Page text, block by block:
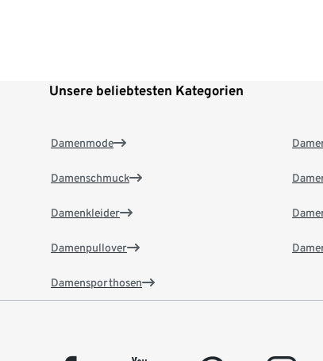
Unsere beliebtesten Kategorien
Damenmode
Damenschmuck
Damenkleider
Damenpullover
Damensporthosen